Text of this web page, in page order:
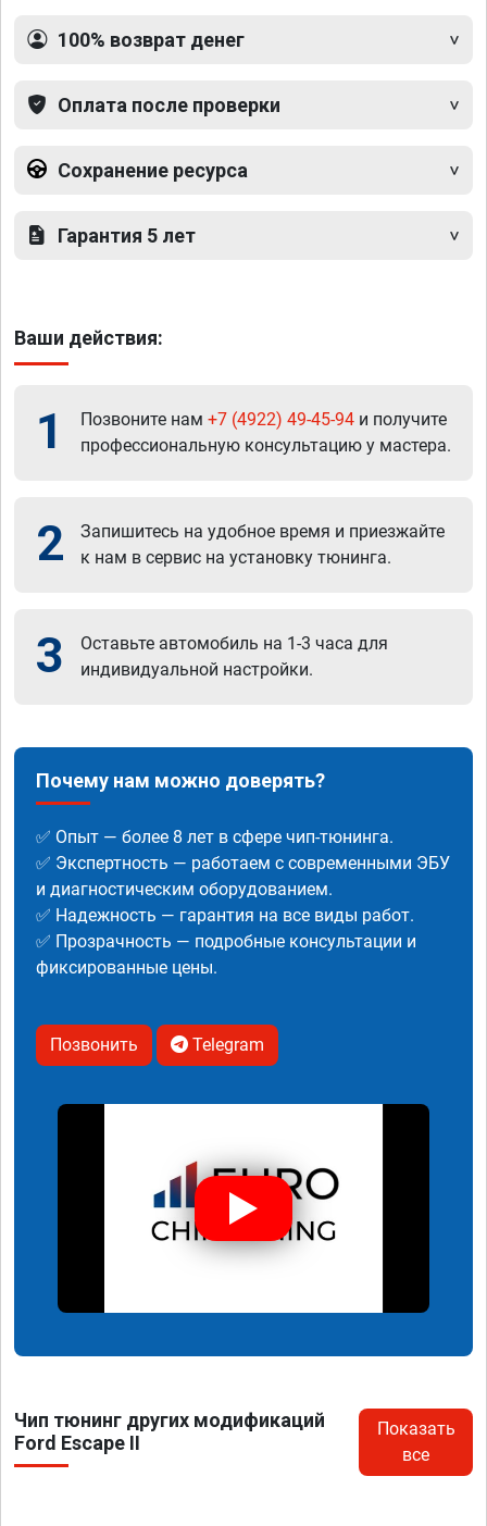
100% возврат денег
Оплата после проверки
Сохранение ресурса
Гарантия 5 лет
Ваши действия:
1 Позвоните нам +7 (4922) 49-45-94 и получите
профессиональную консультацию у мастера.
2
Запишитесь на удобное время и приезжайте
к нам в сервис на установку тюнинга.
3
Оставьте автомобиль на 1-3 часа для
индивидуальной настройки.
Почему нам можно доверять?
✅ Опыт — более 8 лет в сфере чип-тюнинга.
✅ Экспертность — работаем с современными ЭБУ
и диагностическим оборудованием.
✅ Надежность — гарантия на все виды работ.
✅ Прозрачность — подробные консультации и
фиксированные цены.
Позвонить Telegram
Чип тюнинг других модификаций
Ford Escape II
Показать
все